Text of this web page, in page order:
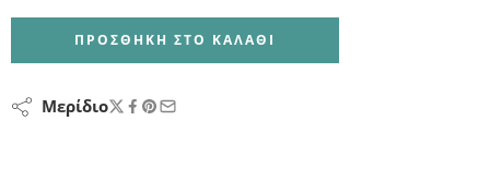
ΠΡΟΣΘΉΚΗ ΣΤΟ ΚΑΛΆΘΙ
Μερίδιο